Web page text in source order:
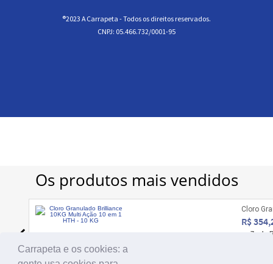
®2023 A Carrapeta - Todos os direitos reservados.
CNPJ: 05.466.732/0001-95
Carrapeta e os cookies: a